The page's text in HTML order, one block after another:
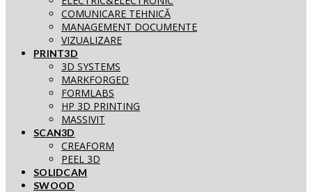
COMUNICARE TEHNICĂ
MANAGEMENT DOCUMENTE
VIZUALIZARE
PRINT3D
3D SYSTEMS
MARKFORGED
FORMLABS
HP 3D PRINTING
MASSIVIT
SCAN3D
CREAFORM
PEEL 3D
SOLIDCAM
SWOOD